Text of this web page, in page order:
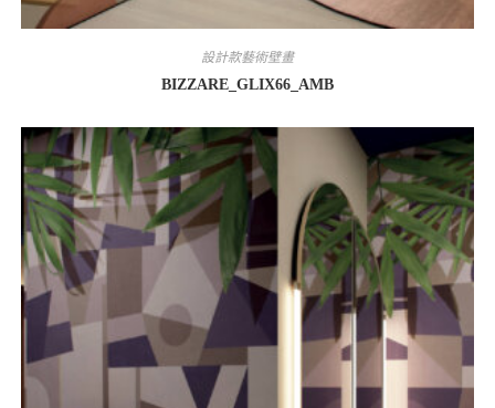
設計款藝術壁畫
BIZZARE_GLIX66_AMB